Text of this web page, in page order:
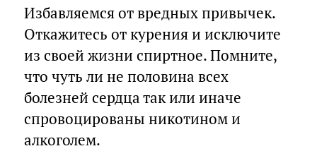
Избавляемся от вредных привычек.
Откажитесь от курения и исключите
из своей жизни спиртное. Помните,
что чуть ли не половина всех
болезней сердца так или иначе
спровоцированы никотином и
алкоголем.